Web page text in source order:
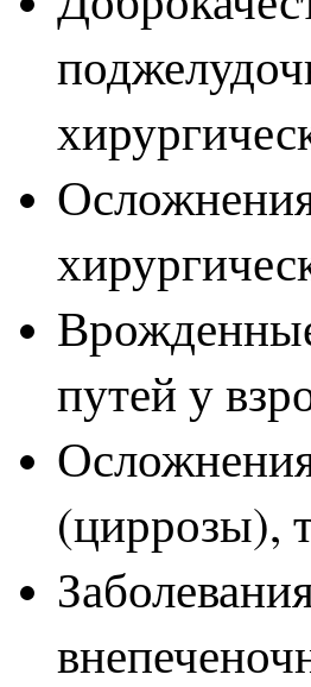
путей у
(циррозы),